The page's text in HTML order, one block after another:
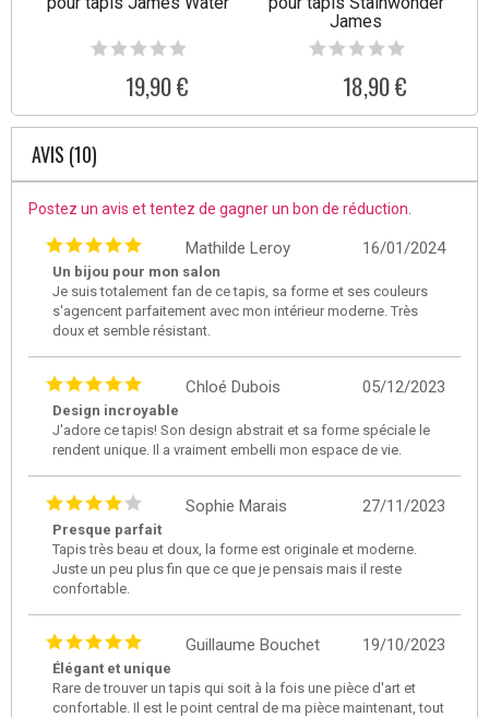
19,90 €
James
18,90 €
AVIS (10)
Postez un avis et tentez de gagner un bon de réduction.
16/01/2024
Mathilde Leroy
Un bijou pour mon salon
Je suis totalement fan de ce tapis, sa forme et ses couleurs
s'agencent parfaitement avec mon intérieur moderne. Très
doux et semble résistant.
05/12/2023
Chloé Dubois
Design incroyable
J'adore ce tapis! Son design abstrait et sa forme spéciale le
rendent unique. Il a vraiment embelli mon espace de vie.
27/11/2023
Sophie Marais
Presque parfait
Tapis très beau et doux, la forme est originale et moderne.
Juste un peu plus fin que ce que je pensais mais il reste
confortable.
19/10/2023
Guillaume Bouchet
Élégant et unique
Rare de trouver un tapis qui soit à la fois une pièce d'art et
confortable. Il est le point central de ma pièce maintenant, tout